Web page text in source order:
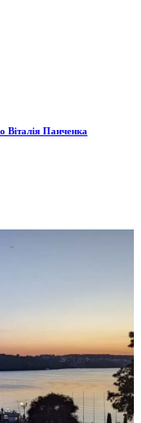
Віталія Панченка